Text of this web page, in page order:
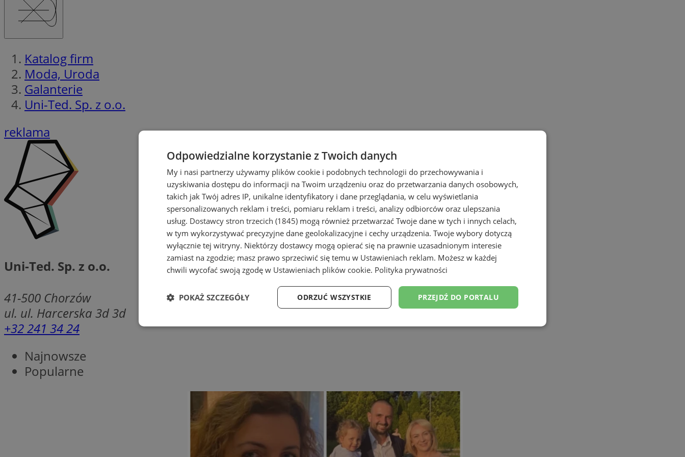
Katalog firm
Moda, Uroda
Galanterie
Uni-Ted. Sp. z o.o.
reklama
Uni-Ted. Sp. z o.o.
41-500 Chorzów
ul. ul. Harcerska 3d 3d
+32 241 34 24
Najnowsze
Popularne
Odpowiedzialne korzystanie z Twoich danych
My i nasi partnerzy używamy plików cookie i podobnych technologii do przechowywania i
uzyskiwania dostępu do informacji na Twoim urządzeniu oraz do przetwarzania danych osobowych,
takich jak Twój adres IP, unikalne identyfikatory i dane przeglądania, w celu wyświetlania
spersonalizowanych reklam i treści, pomiaru reklam i treści, analizy odbiorców oraz ulepszania
usług. Dostawcy stron trzecich (1845) mogą również przetwarzać Twoje dane w tych i innych celach,
w tym wykorzystywać precyzyjne dane geolokalizacyjne i cechy urządzenia. Twoje wybory dotyczą
wyłącznie tej witryny. Niektórzy dostawcy mogą opierać się na prawnie uzasadnionym interesie
zamiast na zgodzie; masz prawo sprzeciwić się temu w Ustawieniach reklam. Możesz w każdej
chwili wycofać swoją zgodę w Ustawieniach plików cookie. Polityka prywatności
PRZEJDŹ DO PORTALU
ODRZUĆ WSZYSTKIE
POKAŻ SZCZEGÓŁY
Niezbędne Wydajność Targetowanie Funkcjonalność Niesklasyfikowane
Niezbędne Targetowanie Funkcjonalność Niesklasyfikowane
Niezbędne pliki cookie umożliwiają korzystanie z podstawowych funkcji strony internetowej, takich jak logowanie użytkownika i
zarządzanie kontem. Bez niezbędnych plików cookie nie można prawidłowo korzystać ze strony internetowej.
Provider/Domena
Okres
przechowywania
Opis